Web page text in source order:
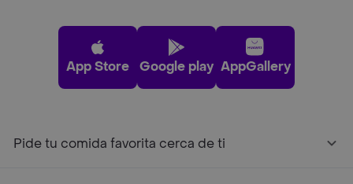
App Store Google play AppGallery
Pide tu comida favorita cerca de ti